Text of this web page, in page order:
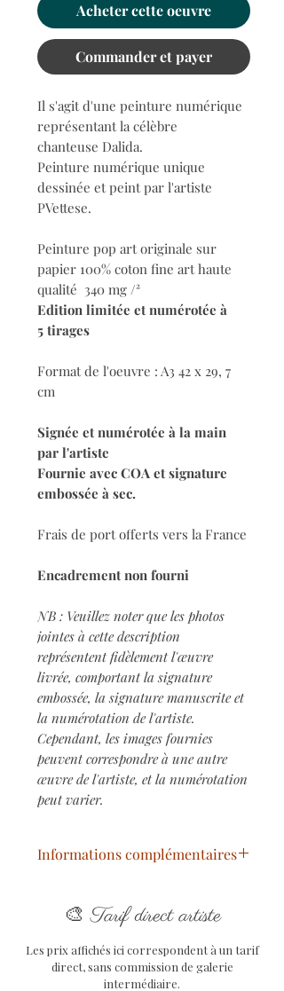
Acheter cette oeuvre
Commander et payer
Il s'agit d'une peinture numérique
représentant la célèbre
chanteuse Dalida.
Peinture numérique unique
dessinée et peint par l'artiste
PVettese.
Peinture pop art originale sur
papier 100% coton fine art haute
qualité 340 mg /²
Edition limitée et numérotée à
5 tirages
Format de l'oeuvre : A3 42 x 29, 7
cm
Signée et numérotée à la main
par l'artiste
Fournie avec COA et signature
embossée à sec.
Frais de port offerts vers la France
Encadrement non fourni
NB : Veuillez noter que les photos
jointes à cette description
représentent fidèlement l'œuvre
livrée, comportant la signature
embossée, la signature manuscrite et
la numérotation de l'artiste.
Cependant, les images fournies
peuvent correspondre à une autre
œuvre de l'artiste, et la numérotation
peut varier.
Informations complémentaires
Année: 2024
Technique
Support: Tirage sur
papier d'art 340 g
🎨 Tarif direct artiste
Les prix affichés ici correspondent à un tarif
direct, sans commission de galerie
intermédiaire.